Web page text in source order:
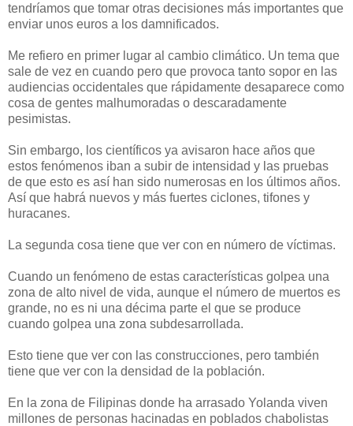
tendríamos que tomar otras decisiones más importantes que
enviar unos euros a los damnificados.
Me refiero en primer lugar al cambio climático. Un tema que
sale de vez en cuando pero que provoca tanto sopor en las
audiencias occidentales que rápidamente desaparece como
cosa de gentes malhumoradas o descaradamente
pesimistas.
Sin embargo, los científicos ya avisaron hace años que
estos fenómenos iban a subir de intensidad y las pruebas
de que esto es así han sido numerosas en los últimos años.
Así que habrá nuevos y más fuertes ciclones, tifones y
huracanes.
La segunda cosa tiene que ver con en número de víctimas.
Cuando un fenómeno de estas características golpea una
zona de alto nivel de vida, aunque el número de muertos es
grande, no es ni una décima parte el que se produce
cuando golpea una zona subdesarrollada.
Esto tiene que ver con las construcciones, pero también
tiene que ver con la densidad de la población.
En la zona de Filipinas donde ha arrasado Yolanda viven
millones de personas hacinadas en poblados chabolistas